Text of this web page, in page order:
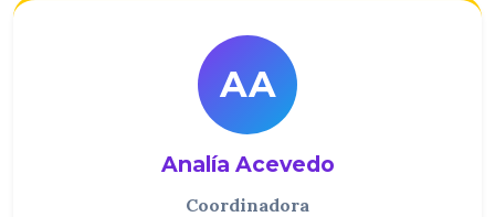
AA
Analía Acevedo
Coordinadora